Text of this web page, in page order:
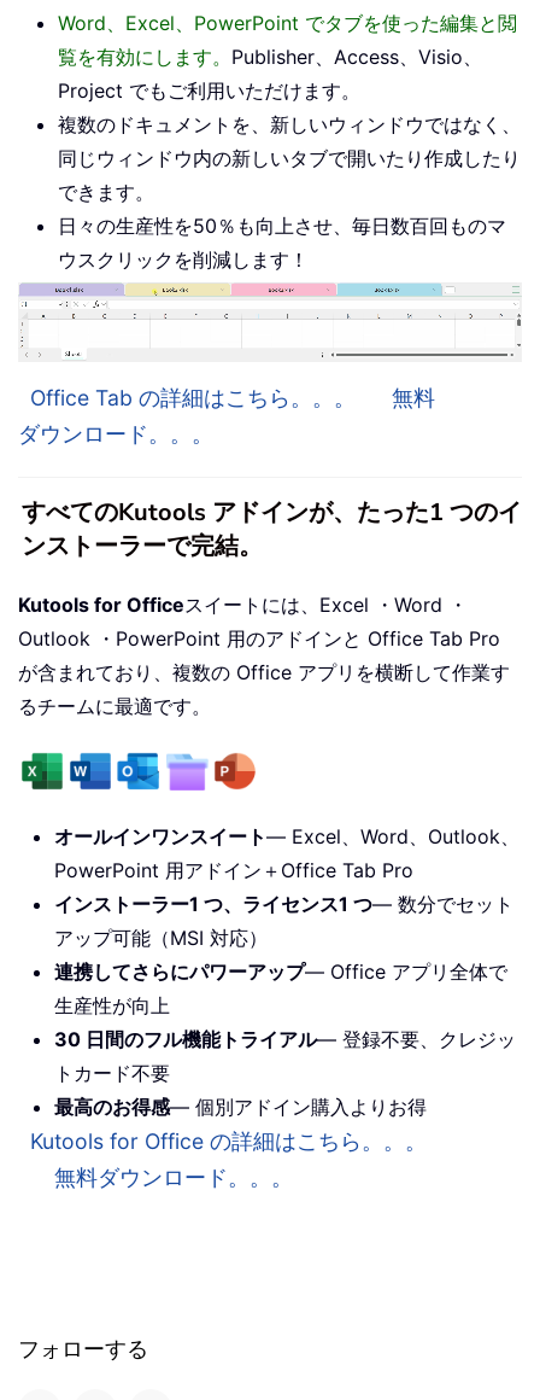
Word、Excel、PowerPoint でタブを使った編集と閲
覧を有効にします。 Publisher、Access、Visio、
Project でもご利用いただけます。
複数のドキュメントを、新しいウィンドウではなく、
同じウィンドウ内の新しいタブで開いたり作成したり
できます。
日々の生産性を50％も向上させ、毎日数百回ものマ
ウスクリックを削減します！
Office Tab の詳細はこちら。。。
無料
ダウンロード。。。
すべてのKutools アドインが、たった1 つのイ
ンストーラーで完結。
Kutools for Officeスイートには、Excel ・Word ・
Outlook ・PowerPoint 用のアドインと Office Tab Pro
が含まれており、複数の Office アプリを横断して作業す
るチームに最適です。
オールインワンスイート— Excel、Word、Outlook、
PowerPoint 用アドイン＋Office Tab Pro
インストーラー1 つ、ライセンス1 つ— 数分でセット
アップ可能（MSI 対応）
連携してさらにパワーアップ— Office アプリ全体で
生産性が向上
30 日間のフル機能トライアル— 登録不要、クレジッ
トカード不要
最高のお得感— 個別アドイン購入よりお得
Kutools for Office の詳細はこちら。。。
無料ダウンロード。。。
フォローする